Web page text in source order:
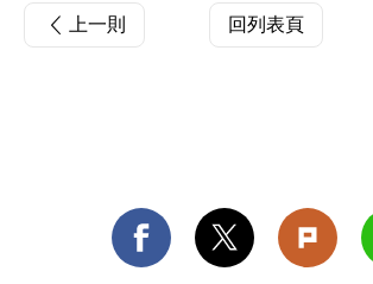
上一則 回列表頁